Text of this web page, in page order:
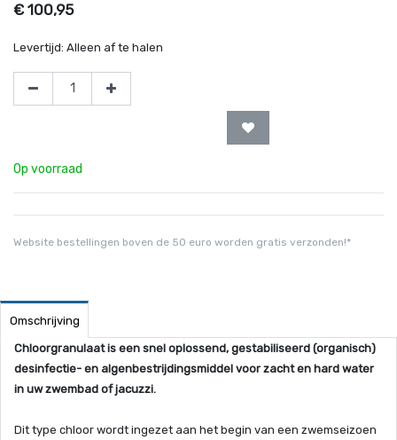
€ 100,95
Levertijd: Alleen af te halen
Op voorraad
Website bestellingen boven de 50 euro worden gratis verzonden!*
Omschrijving
Chloorgranulaat is een snel oplossend, gestabiliseerd (organisch)
desinfectie- en algenbestrijdingsmiddel voor zacht en hard water
in uw zwembad of jacuzzi.
Dit type chloor wordt ingezet aan het begin van een zwemseizoen